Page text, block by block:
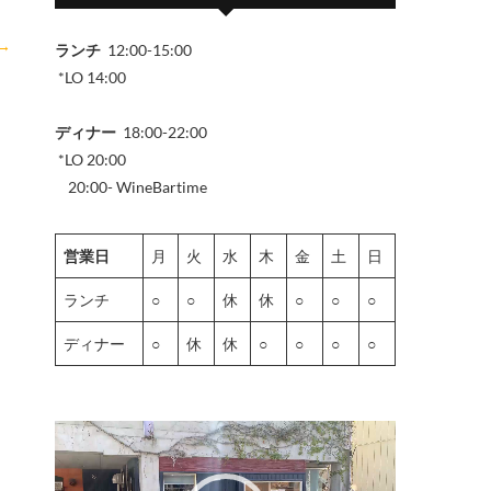
ランチ 12:00-15:00
*LO 14:00
ディナー 18:00-22:00
*LO 20:00
20:00- WineBartime
営業日 月 火 水 木 金 土 日
ランチ ○ ○ 休 休 ○ ○ ○
ディナー ○ 休 休 ○ ○ ○ ○
動
画